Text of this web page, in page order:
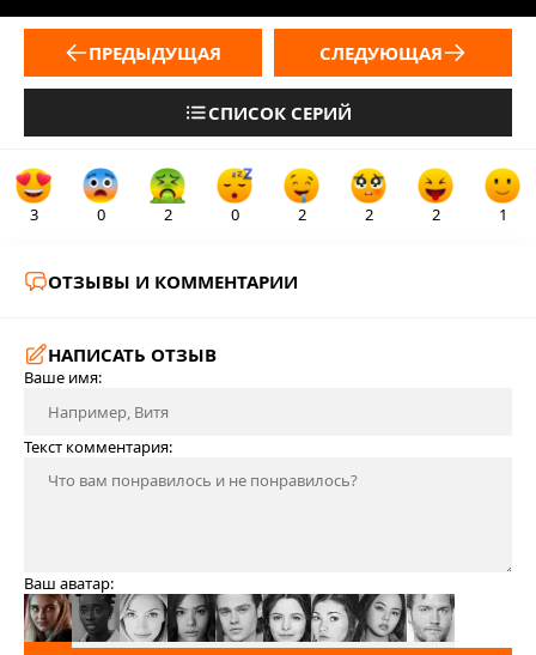
ПРЕДЫДУЩАЯ
СПИСОК СЕРИЙ
СЛЕДУЮЩАЯ
3 0 2 0 2 2 2 1
ОТЗЫВЫ И КОММЕНТАРИИ
НАПИСАТЬ ОТЗЫВ
Ваше имя:
Текст комментария:
Ваш аватар: